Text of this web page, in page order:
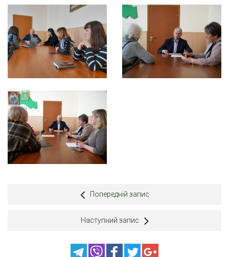
Попередній запис
Наступний запис